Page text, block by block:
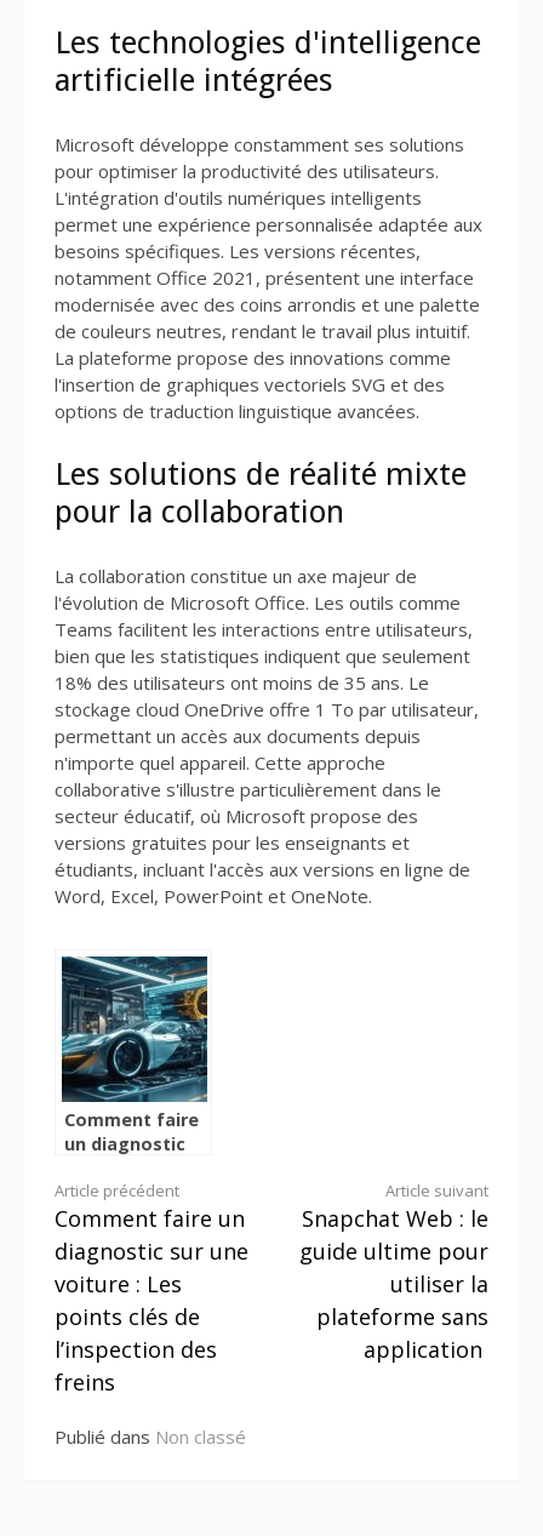
Les technologies d'intelligence
artificielle intégrées
Microsoft développe constamment ses solutions
pour optimiser la productivité des utilisateurs.
L'intégration d'outils numériques intelligents
permet une expérience personnalisée adaptée aux
besoins spécifiques. Les versions récentes,
notamment Office 2021, présentent une interface
modernisée avec des coins arrondis et une palette
de couleurs neutres, rendant le travail plus intuitif.
La plateforme propose des innovations comme
l'insertion de graphiques vectoriels SVG et des
options de traduction linguistique avancées.
Les solutions de réalité mixte
pour la collaboration
La collaboration constitue un axe majeur de
l'évolution de Microsoft Office. Les outils comme
Teams facilitent les interactions entre utilisateurs,
bien que les statistiques indiquent que seulement
18% des utilisateurs ont moins de 35 ans. Le
stockage cloud OneDrive offre 1 To par utilisateur,
permettant un accès aux documents depuis
n'importe quel appareil. Cette approche
collaborative s'illustre particulièrement dans le
secteur éducatif, où Microsoft propose des
versions gratuites pour les enseignants et
étudiants, incluant l'accès aux versions en ligne de
Word, Excel, PowerPoint et OneNote.
Comment faire
un diagnostic
Les points clés
de l’inspection
des freins
Lire
la
suite
Article précédent
Comment faire un
diagnostic sur une
voiture : Les
points clés de
l’inspection des
freins
Article suivant
Snapchat Web : le
guide ultime pour
utiliser la
plateforme sans
application
Publié dans Non classé